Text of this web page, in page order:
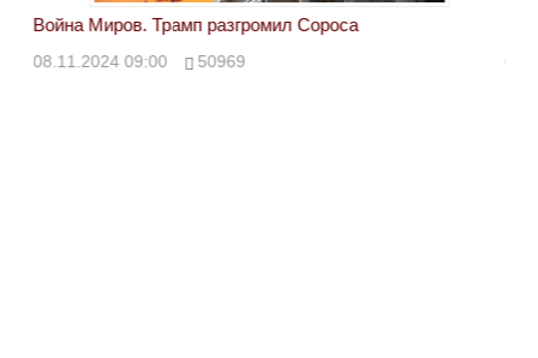
Война Миров. Трамп разгромил Сороса
08.11.2024 09:00 50969